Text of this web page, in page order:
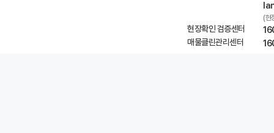
(현
현장확인 검증센터
매물클린관리센터